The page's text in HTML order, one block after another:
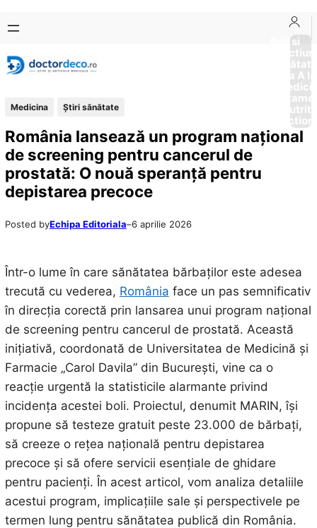
conținut
content
Boli si
Afectiuni
Sănătate
de la A
Medicina Ştiri sănătate
România lansează un program național
de screening pentru cancerul de
prostată: O nouă speranță pentru
depistarea precoce
Posted byEchipa Editoriala–6 aprilie 2026
Într-o lume în care sănătatea bărbaților este adesea
trecută cu vederea, România face un pas semnificativ
în direcția corectă prin lansarea unui program național
de screening pentru cancerul de prostată. Această
inițiativă, coordonată de Universitatea de Medicină și
Farmacie „Carol Davila” din București, vine ca o
reacție urgentă la statisticile alarmante privind
incidența acestei boli. Proiectul, denumit MARIN, își
propune să testeze gratuit peste 23.000 de bărbați,
să creeze o rețea națională pentru depistarea
precoce și să ofere servicii esențiale de ghidare
pentru pacienți. În acest articol, vom analiza detaliile
acestui program, implicațiile sale și perspectivele pe
termen lung pentru sănătatea publică din România.